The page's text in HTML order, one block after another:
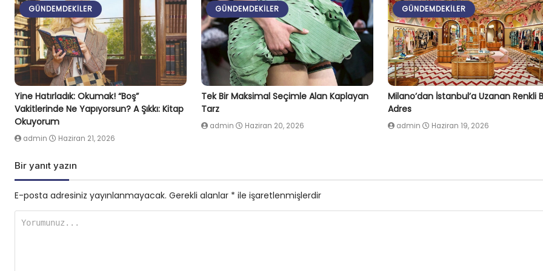
GÜNDEMDEKILER
Yine Hatırladık: Okumak! “Boş”
Vakitlerinde Ne Yapıyorsun? A Şıkkı: Kitap
Okuyorum
admin Haziran 21, 2026
GÜNDEMDEKILER
Tek Bir Maksimal Seçimle Alan Kaplayan
Tarz
admin Haziran 20, 2026
GÜNDEMDEKILER
Milano’dan İstanbul’a Uzanan Renkli
Adres
admin Haziran 19, 2026
Bir yanıt yazın
E-posta adresiniz yayınlanmayacak. Gerekli alanlar * ile işaretlenmişlerdir